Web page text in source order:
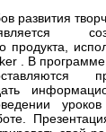
развития
продукта,
. В